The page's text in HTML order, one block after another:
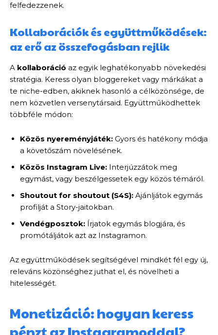
felfedezzenek.
Kollaborációk és együttműködések:
az erő az összefogásban rejlik
A kollaboráció az egyik leghatékonyabb növekedési
stratégia. Keress olyan bloggereket vagy márkákat a
te niche-edben, akiknek hasonló a célközönsége, de
nem közvetlen versenytársaid. Együttműködhettek
többféle módon:
Közös nyereményjáték: Gyors és hatékony módja
a követőszám növelésének.
Közös Instagram Live: Interjúzzátok meg
egymást, vagy beszélgessetek egy közös témáról.
Shoutout for shoutout (S4S): Ajánljátok egymás
profilját a Story-jaitokban.
Vendégposztok: Írjatok egymás blogjára, és
promótáljátok azt az Instagramon.
Az együttműködések segítségével mindkét fél egy új,
releváns közönséghez juthat el, és növelheti a
hitelességét.
Monetizáció: hogyan keress